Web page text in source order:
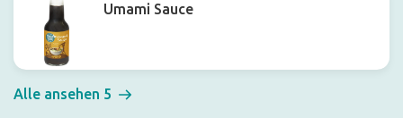
Umami Sauce
Alle ansehen 5